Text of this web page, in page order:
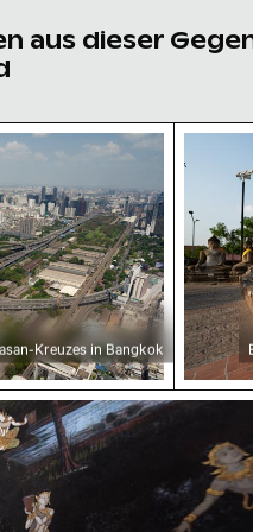
aus dieser
Kreuzes in
Kreuzes in Bangkok
im Wat Phra